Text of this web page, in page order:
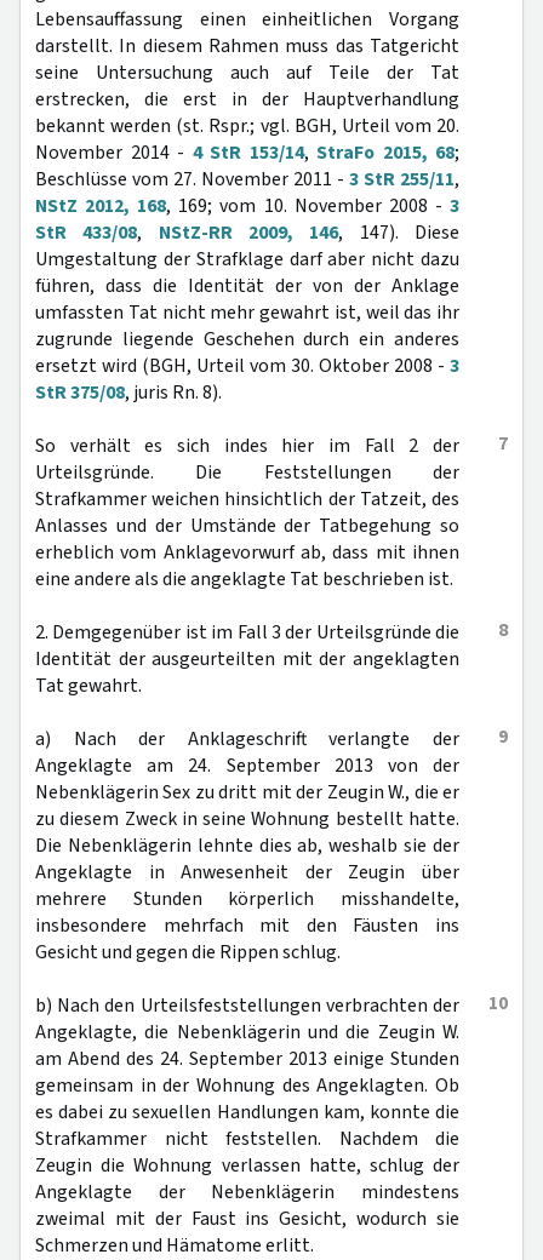
Lebensauffassung einen einheitlichen Vorgang
darstellt. In diesem Rahmen muss das Tatgericht
seine Untersuchung auch auf Teile der Tat
erstrecken, die erst in der Hauptverhandlung
bekannt werden (st. Rspr.; vgl. BGH, Urteil vom 20.
November 2014 - 4 StR 153/14, StraFo 2015, 68;
Beschlüsse vom 27. November 2011 - 3 StR 255/11,
NStZ 2012, 168, 169; vom 10. November 2008 -3
StR 433/08, NStZ-RR 2009, 146, 147). Diese
Umgestaltung der Strafklage darf aber nicht dazu
führen, dass die Identität der von der Anklage
umfassten Tat nicht mehr gewahrt ist, weil das ihr
zugrunde liegende Geschehen durch ein anderes
ersetzt wird (BGH, Urteil vom 30. Oktober 2008 - 3
StR 375/08, juris Rn. 8).
7
So verhält es sich indes hier im Fall 2 der
Urteilsgründe. Die Feststellungen der
Strafkammer weichen hinsichtlich der Tatzeit, des
Anlasses und der Umstände der Tatbegehung so
erheblich vom Anklagevorwurf ab, dass mit ihnen
eine andere als die angeklagte Tat beschrieben ist.
8
2. Demgegenüber ist im Fall 3 der Urteilsgründe die
Identität der ausgeurteilten mit der angeklagten
Tat gewahrt.
9
a) Nach der Anklageschrift verlangte der
Angeklagte am 24. September 2013 von der
Nebenklägerin Sex zu dritt mit der Zeugin W., die er
zu diesem Zweck in seine Wohnung bestellt hatte.
Die Nebenklägerin lehnte dies ab, weshalb sie der
Angeklagte in Anwesenheit der Zeugin über
mehrere Stunden körperlich misshandelte,
insbesondere mehrfach mit den Fäusten ins
Gesicht und gegen die Rippen schlug.
10
b) Nach den Urteilsfeststellungen verbrachten der
Angeklagte, die Nebenklägerin und die Zeugin W.
am Abend des 24. September 2013 einige Stunden
gemeinsam in der Wohnung des Angeklagten. Ob
es dabei zu sexuellen Handlungen kam, konnte die
Strafkammer nicht feststellen. Nachdem die
Zeugin die Wohnung verlassen hatte, schlug der
Angeklagte der Nebenklägerin mindestens
zweimal mit der Faust ins Gesicht, wodurch sie
Schmerzen und Hämatome erlitt.